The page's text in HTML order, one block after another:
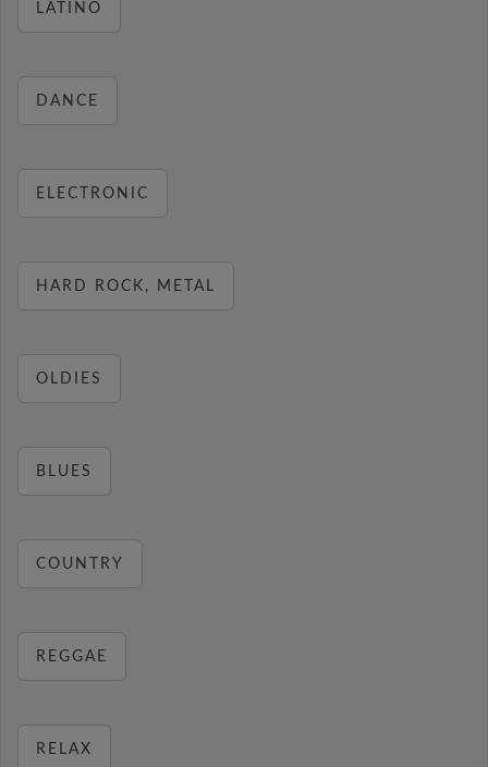
LATINO
DANCE
ELECTRONIC
HARD ROCK, METAL
OLDIES
BLUES
COUNTRY
REGGAE
RELAX